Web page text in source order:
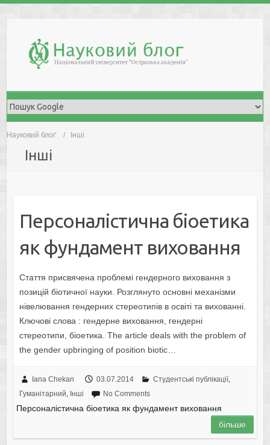
Науковий блоґ Інші
Інші
Персоналістична біоетика
як фундамент виховання
Стаття присвячена проблемі гендерного виховання з
позицій біотичної науки. Розглянуто основні механізми
нівелювання гендерних стереотипів в освіті та вихованні.
Ключові слова : гендерне виховання, гендерні
стереотипи, біоетика. The article deals with the problem of
the gender upbringing of position biotic…
Iana Chekan 03.07.2014 Студентські публікації,
Гуманітарний, Інші No Comments
Персоналістична біоетика як фундамент виховання
більше